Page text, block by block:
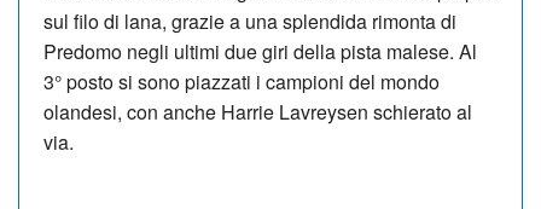
sul filo di lana, grazie a una splendida rimonta di
Predomo negli ultimi due giri della pista malese. Al
3° posto si sono piazzati i campioni del mondo
olandesi, con anche Harrie Lavreysen schierato al
via.